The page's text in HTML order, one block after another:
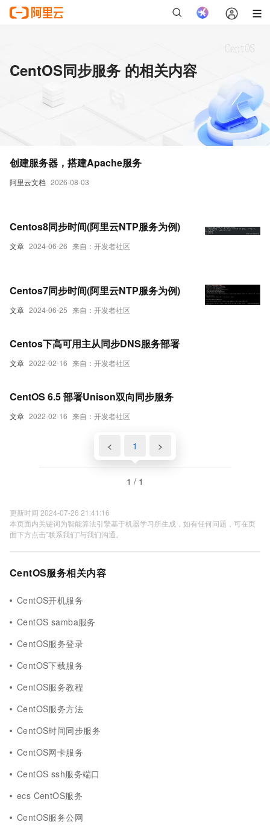
CentOS同步服务 的相关内容
阿里云文档 2026-08-03
创建服务器，搭建Apache服务
文章 2024-06-26 来自：开发者社区
Centos8同步时间(阿里云NTP服务为例)
文章 2024-06-25 来自：开发者社区
Centos7同步时间(阿里云NTP服务为例)
文章 2022-02-16 来自：开发者社区
Centos下高可用主从同步DNS服务部署
文章 2022-02-16 来自：开发者社区
CentOS 6.5 部署Unison双向同步服务
< 1 >
1 / 1
更新时间 2024-07-26 21:41:16
本页面内关键词为智能算法引擎基于机器学习所生成，如有任何问题，可在页
面下方点击"联系我们"与我们沟通。
CentOS服务相关内容
CentOS开机服务
CentOS samba服务
CentOS服务登录
CentOS下载服务
CentOS服务教程
CentOS服务方法
CentOS时间同步服务
CentOS网卡服务
CentOS ssh服务端口
ecs CentOS服务
CentOS服务公网